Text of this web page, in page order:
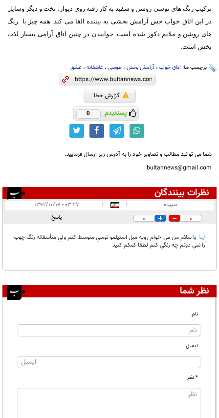
ترکیب رنگ های توسی روشن و سفید به کار رفته روی دیوار، تخت و دیگر وسایل
در این اتاق خواب حس آرامش بخشی به بیننده القا می کند. همه چیز با رنگ
های روشن و ملایم دکور شده است. خوابیدن در چنین اتاق آرامی بسیار لذت
بخش است.
برچسب ها: اتاق خواب ،آرامش بخش ، طوسی ، عاشقانه ، عشق
گزارش خطا
پسندیدم 0
شما می توانید مطالب و تصاویر خود را به آدرس زیر ارسال فرمایید.
bultannews@gmail.com
نظرات بینندگان
در انتظار بررسی:۱
سپيده |
|
۰۳:۲۷ - ۱۳۹۲/۱۰/۰۷
0
0 پاسخ
با سلام من مي خوام رويه مبل استيلمو توسي متوسط كنم ولي متأسفانه رنگ چوب
را نمي دونم چه رنگي كنم لطفا كمكم كنيد
نظر شما
نام
ایمیل
* نظر